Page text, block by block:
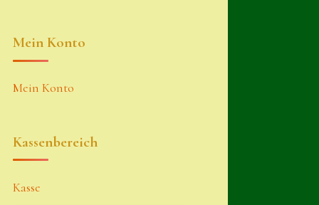
Mein Konto
Mein Konto
Kassenbereich
Kasse